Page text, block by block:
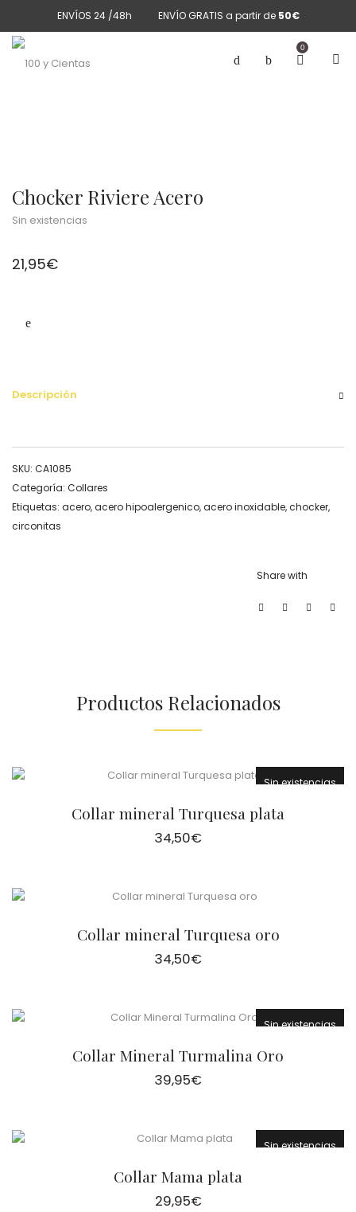
ENVÍOS 24 /48h ENVÍO GRATIS a partir de 50€
0
Chocker Riviere Acero
Sin existencias
21,95€
Descripción
SKU: CA1085
Categoría: Collares
Etiquetas: acero,acero hipoalergenico,acero inoxidable,chocker,
circonitas
Share with
Productos Relacionados
Sin existencias
Collar mineral Turquesa plata
34,50€
Collar mineral Turquesa oro
34,50€
Sin existencias
Collar Mineral Turmalina Oro
39,95€
Sin existencias
Collar Mama plata
29,95€